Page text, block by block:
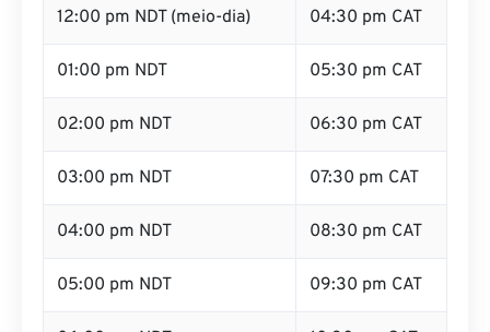
12:00 pm NDT (meio-dia) 04:30 pm CAT
01:00 pm NDT 05:30 pm CAT
02:00 pm NDT 06:30 pm CAT
03:00 pm NDT 07:30 pm CAT
04:00 pm NDT 08:30 pm CAT
05:00 pm NDT 09:30 pm CAT